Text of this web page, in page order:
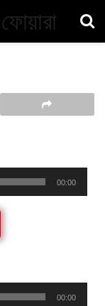
00:00
00:00